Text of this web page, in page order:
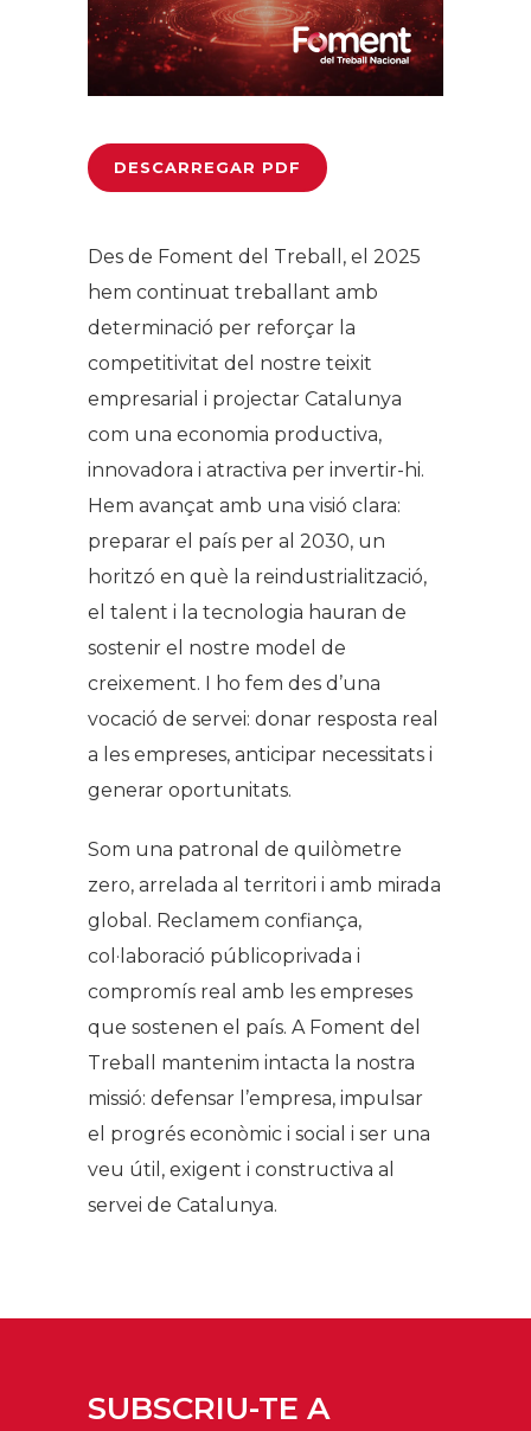
DESCARREGAR PDF
Des de Foment del Treball, el 2025
hem continuat treballant amb
determinació per reforçar la
competitivitat del nostre teixit
empresarial i projectar Catalunya
com una economia productiva,
innovadora i atractiva per invertir-hi.
Hem avançat amb una visió clara:
preparar el país per al 2030, un
horitzó en què la reindustrialització,
el talent i la tecnologia hauran de
sostenir el nostre model de
creixement. I ho fem des d’una
vocació de servei: donar resposta real
a les empreses, anticipar necessitats i
generar oportunitats.
Som una patronal de quilòmetre
zero, arrelada al territori i amb mirada
global. Reclamem confiança,
col·laboració públicoprivada i
compromís real amb les empreses
que sostenen el país. A Foment del
Treball mantenim intacta la nostra
missió: defensar l’empresa, impulsar
el progrés econòmic i social i ser una
veu útil, exigent i constructiva al
servei de Catalunya.
SUBSCRIU-TE A